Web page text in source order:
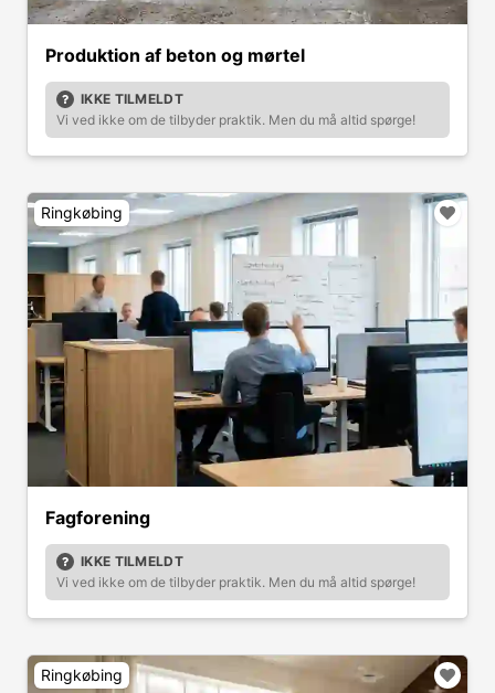
Produktion af beton og mørtel
IKKE TILMELDT
Vi ved ikke om de tilbyder praktik. Men du må altid spørge!
Ringkøbing
Fagforening
IKKE TILMELDT
Vi ved ikke om de tilbyder praktik. Men du må altid spørge!
Ringkøbing